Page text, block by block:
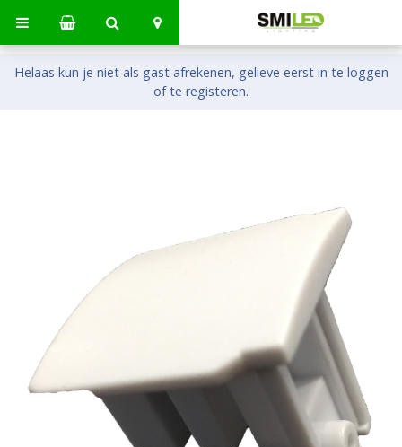
Helaas kun je niet als gast afrekenen, gelieve eerst in te loggen
of te registeren.